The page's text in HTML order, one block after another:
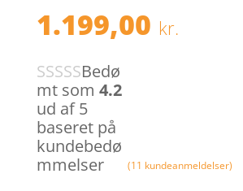
1.199,00 kr.
Bedø
mt som 4.2
ud af 5
baseret på
kundebedø
mmelser
(11 kundeanmeldelser)